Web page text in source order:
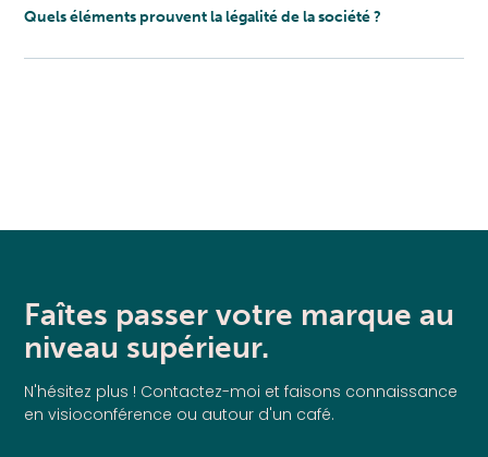
Quels éléments prouvent la légalité de la société ?
Faîtes passer votre marque au
niveau supérieur.
N'hésitez plus ! Contactez-moi et faisons connaissance
en visioconférence ou autour d'un café.